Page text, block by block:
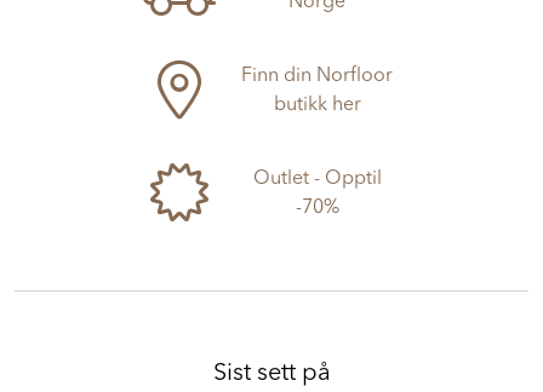
Finn din Norfloor
butikk her
Outlet - Opptil
-70%
Sist sett på